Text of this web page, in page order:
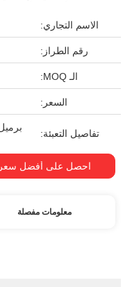
الاسم التجاري:
رقم الطراز:
الـ MOQ:
السعر:
تفاصيل التعبئة:
احصل على أفضل سعر
معلومات مفصلة